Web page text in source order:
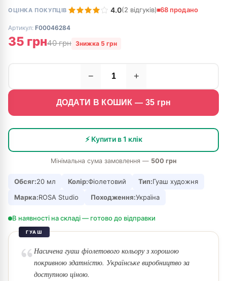
ОЦІНКА ПОКУПЦІВ 4.0(2 відгуків) 68 продано
Артикул: F00046284
35 грн40 грн Знижка 5 грн
− +
ДОДАТИ В КОШИК — 35 грн
⚡ Купити в 1 клік
Мінімальна сума замовлення — 500 грн
Обсяг:20 мл Колір:Фіолетовий Тип:Гуаш художня
Марка:ROSA Studio Походження:Україна
В наявності на складі — готово до відправки
ГУАШ
Насичена гуаш фіолетового кольору з хорошою
покривною здатністю. Українське виробництво за
доступною ціною.